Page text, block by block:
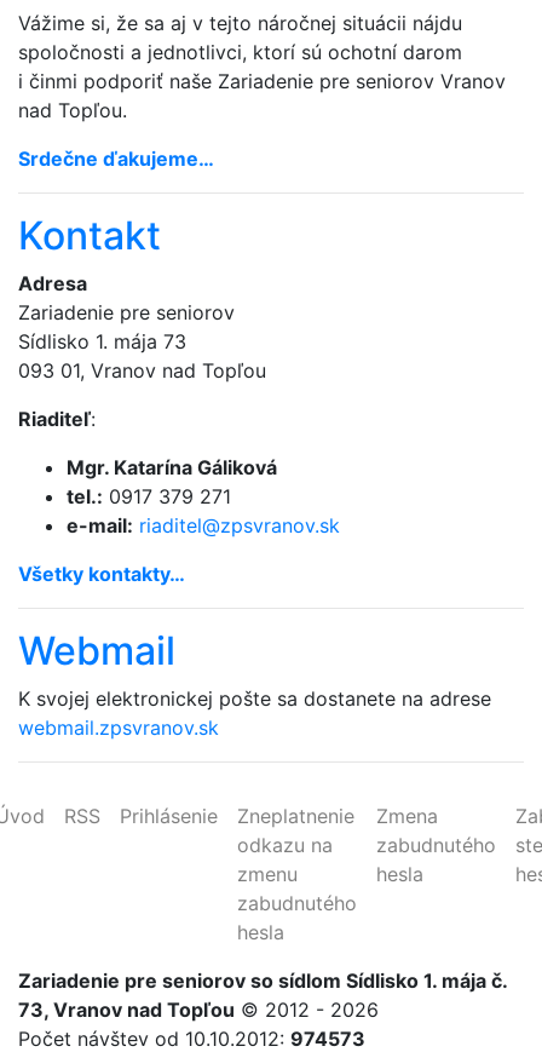
Vážime si, že sa aj v tejto náročnej situácii nájdu
spoločnosti a jednotlivci, ktorí sú ochotní darom
i činmi podporiť naše Zariadenie pre seniorov Vranov
nad Topľou.
Srdečne ďakujeme…
Kontakt
Adresa
Zariadenie pre seniorov
Sídlisko 1. mája 73
093 01, Vranov nad Topľou
Riaditeľ:
Mgr. Katarína Gáliková
tel.: 0917 379 271
e-mail: riaditel@zpsvranov.sk
Všetky kontakty…
Webmail
K svojej elektronickej pošte sa dostanete na adrese
webmail.zpsvranov.sk
RSS Prihlásenie
Zneplatnenie
odkazu na
zmenu
zabudnutého
hesla
Zmena
zabudnutého
hesla
ste
Zariadenie pre seniorov so sídlom Sídlisko 1. mája č.
73, Vranov nad Topľou © 2012 - 2026
Počet návštev od 10.10.2012: 974573